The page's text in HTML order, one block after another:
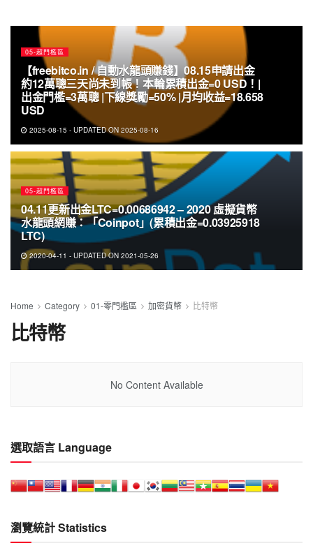
05-超門檻區
【freebitco.in / 自動水龍頭賺錢】08.15申請出金
約12萬聰三天尚未到帳！本輪累積出金=0 USD！|
出金門檻=3萬聰 |下線獎勵=50% |月均收益=18.658
USD
2025-08-15 - UPDATED ON 2025-08-16
05-超門檻區
04.11更新出金LTC=0.00686942 – 2020 虛擬貨幣
水龍頭網賺：「Coinpot」(累積出金=0.03925918
LTC)
2020-04-11 - UPDATED ON 2021-05-26
Home Category 01-零門檻區 加密貨幣 比特幣
比特幣
No Content Available
選取語言 Language
瀏覽統計 Statistics